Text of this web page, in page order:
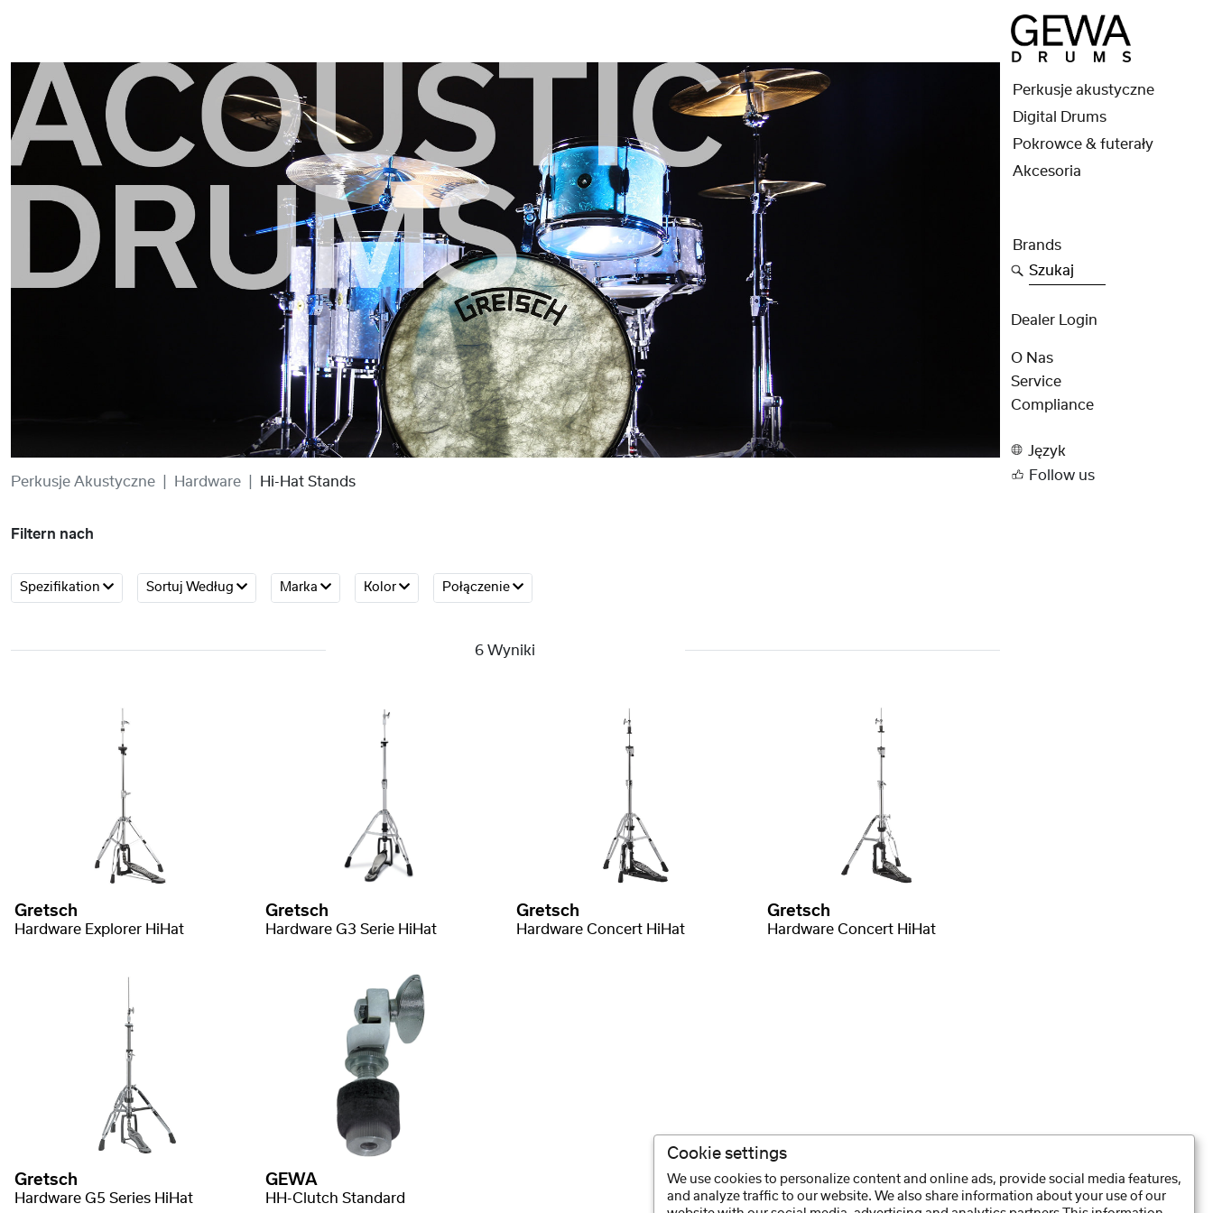
Perkusje Akustyczne Hardware Hi-Hat Stands
Filtern nach
Spezifikation Sortuj Według Marka Kolor Połączenie
6 Wyniki
Gretsch
Hardware Explorer HiHat
Gretsch
Hardware G3 Serie HiHat
Gretsch
Hardware Concert HiHat
Gretsch
Hardware Concert HiHat
Gretsch
Hardware G5 Series HiHat
GEWA
HH-Clutch Standard
Perkusje akustyczne
Digital Drums
Pokrowce & futerały
Akcesoria
Brands
Szukaj
Dealer Login
O Nas
Service
Compliance
Język
Follow us
Daten-Präferenzen
Cookie settings
We use cookies to personalize content and online ads, provide social media features,
and analyze traffic to our website. We also share information about your use of our